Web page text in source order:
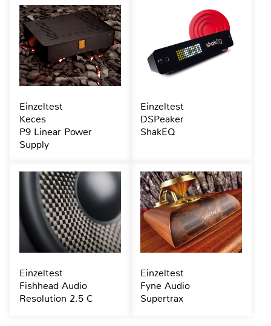
Einzeltest
Keces
P9 Linear Power
Supply
Einzeltest
DSPeaker
ShakEQ
Einzeltest
Fishhead Audio
Resolution 2.5 C
Einzeltest
Fyne Audio
Supertrax